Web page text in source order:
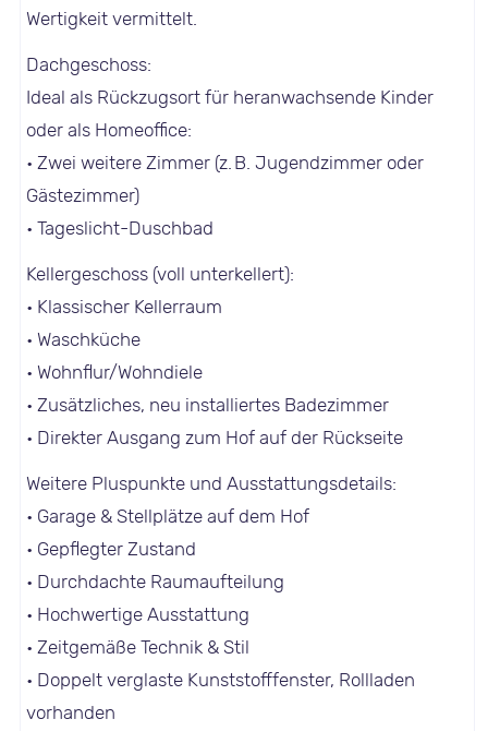
Wertigkeit vermittelt.
Dachgeschoss:
Ideal als Rückzugsort für heranwachsende Kinder
oder als Homeoffice:
• Zwei weitere Zimmer (z. B. Jugendzimmer oder
Gästezimmer)
• Tageslicht-Duschbad
Kellergeschoss (voll unterkellert):
• Klassischer Kellerraum
• Waschküche
• Wohnflur/Wohndiele
• Zusätzliches, neu installiertes Badezimmer
• Direkter Ausgang zum Hof auf der Rückseite
Weitere Pluspunkte und Ausstattungsdetails:
• Garage & Stellplätze auf dem Hof
• Gepflegter Zustand
• Durchdachte Raumaufteilung
• Hochwertige Ausstattung
• Zeitgemäße Technik & Stil
• Doppelt verglaste Kunststofffenster, Rollladen
vorhanden